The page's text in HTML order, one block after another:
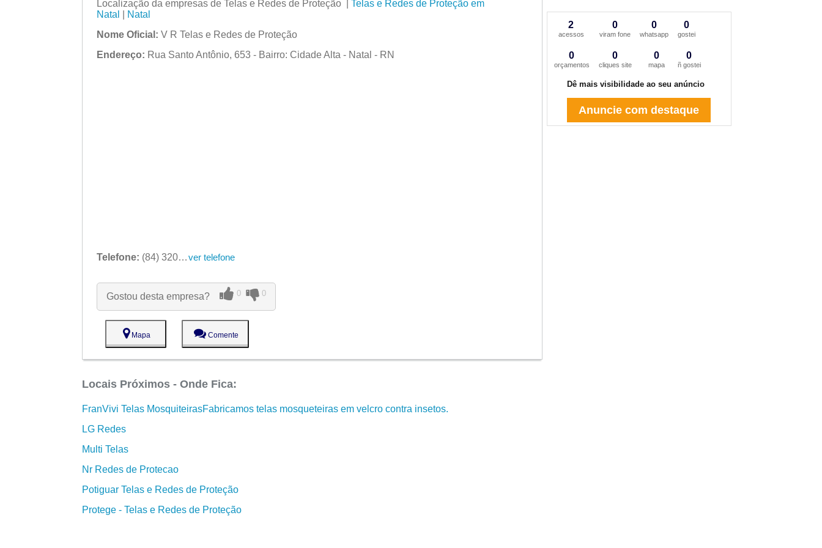
Localização da empresas de Telas e Redes de Proteção | Telas e Redes de Proteção em
Natal
Natal
Nome Oficial: V R Telas e Redes de Proteção
Endereço: Rua Santo Antônio, 653 - Bairro: Cidade Alta - Natal - RN
Telefone: (84) 3201-1657 ver telefone
Gostou desta empresa? 0 0
Mapa Comente
Locais Próximos - Onde Fica:
FranVivi Telas MosquiteirasFabricamos telas mosqueteiras em velcro contra insetos.
LG Redes
Multi Telas
Nr Redes de Protecao
Potiguar Telas e Redes de Proteção
Protege - Telas e Redes de Proteção
2
acessos
0
viram fone
0
whatsapp
0
gostei
0
orçamentos
0
cliques site
0
mapa
0
ñ gostei
Dê mais visibilidade ao seu anúncio
Anuncie com destaque